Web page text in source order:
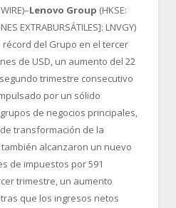
Lenovo Group (HKSE:
EXTRABURSÁTILES]: LNVGY)
del Grupo en el tercer
de USD, un aumento del 22
trimestre consecutivo
por un sólido
de negocios principales,
transformación de la
alcanzaron un nuevo
de impuestos por 591
trimestre, un aumento
que los ingresos netos